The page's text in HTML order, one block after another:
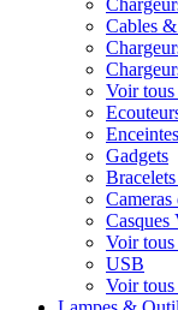
Cables
Voir tous
Enceintes
Gadgets
Cameras
Casques
Voir tous
USB
Voir tous